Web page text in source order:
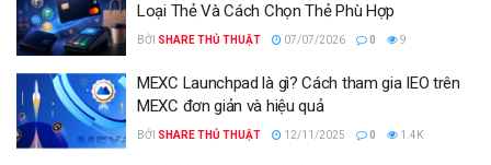
Loại Thẻ Và Cách Chọn Thẻ Phù Hợp
BỞI SHARE THỦ THUẬT 07/07/2026 0 9
MEXC Launchpad là gì? Cách tham gia IEO trên
MEXC đơn giản và hiệu quả
BỞI SHARE THỦ THUẬT 12/11/2025 0 1.4K